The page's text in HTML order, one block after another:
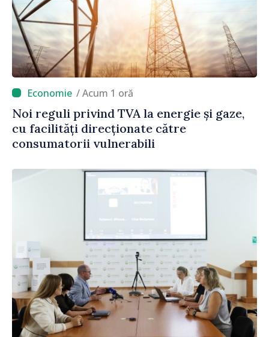
/ Acum 1 oră
Noi reguli privind TVA la energie și gaze,
cu facilități direcționate către
consumatorii vulnerabili